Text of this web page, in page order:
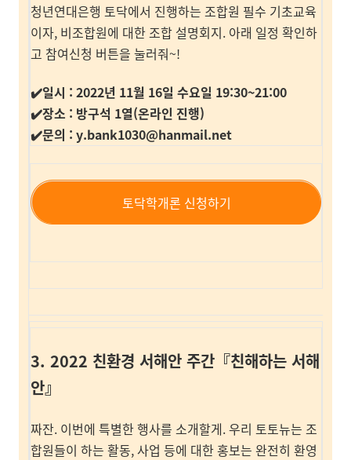
청년연대은행 토닥에서 진행하는 조합원 필수 기초교육
이자, 비조합원에 대한 조합 설명회지. 아래 일정 확인하
고 참여신청 버튼을 눌러줘~!
✔️일시 : 2022년 11월 16일 수요일 19:30~21:00
✔️장소 : 방구석 1열(온라인 진행)
✔️문의 : y.bank1030@hanmail.net
토닥학개론 신청하기
3. 2022 친환경 서해안 주간『친해하는 서해
안』
짜잔. 이번에 특별한 행사를 소개할게. 우리 토토뉴는 조
합원들이 하는 활동, 사업 등에 대한 홍보는 완전히 환영